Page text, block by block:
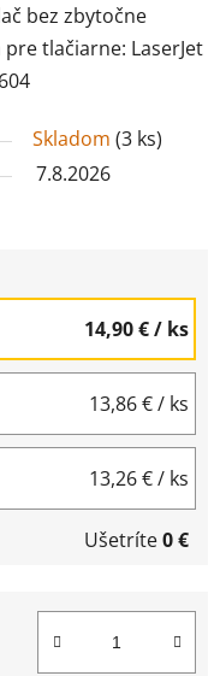
bez zbytočne
tlačiarne: LaserJet
Skladom (3 ks)
7.8.2026
14,90 €/ ks
13,86 €/ ks
13,26 €/ ks
Ušetríte0 €